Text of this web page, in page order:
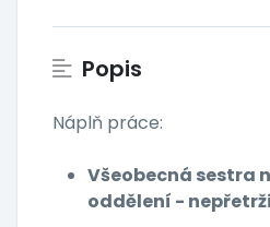
Popis
Náplň práce:
Všeobecná sestra
oddělení -